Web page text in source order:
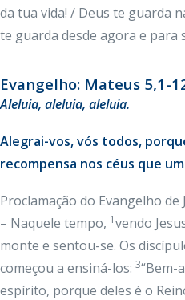
da tua vida! / Deus te guarda
te guarda desde agora e para
Evangelho: Mateus 5,1-
Aleluia, aleluia, aleluia.
Alegrai-vos, vós todos,
recompensa nos céus que
Proclamação do Evangelho
– Naquele tempo, 1vendo
monte e sentou-se. Os
começou a ensiná-los: 3“Bem-
espírito, porque deles é o